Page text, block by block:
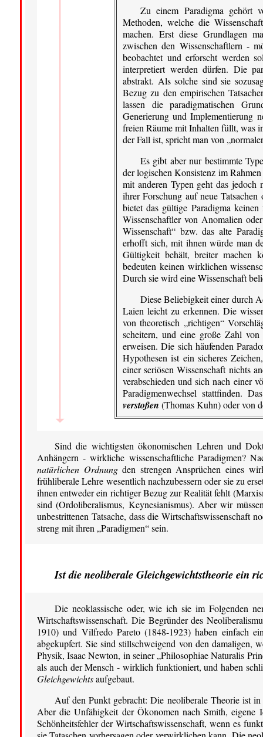
Zu einem Paradigma gehört
Methoden, welche die
machen. Erst diese Grundlagen
zwischen den Wissenschaftlern -
beobachtet und erforscht werden
interpretiert werden dürfen. Die
abstrakt. Als solche sind sie
Bezug zu den empirischen
lassen die paradigmatischen
Generierung und Implementierung
freien Räume mit Inhalten füllt, was
der Fall ist, spricht man von
Es gibt aber nur bestimmte
der logischen Konsistenz im
mit anderen Typen geht das
ihrer Forschung auf neue
bietet das gültige Paradigma
Wissenschaftler von Anomalien
Wissenschaft“ bzw. das alte
erhofft sich, mit ihnen würde man
Gültigkeit behält, breiter
bedeuten keinen wirklichen
Durch sie wird eine Wissenschaft
Diese Beliebigkeit einer durch
Laien leicht zu erkennen. Die
von theoretisch „richtigen“
scheitern, und eine große Zahl
erweisen. Die sich häufenden
Hypothesen ist ein sicheres
einer seriösen Wissenschaft nichts
verabschieden und sich nach einer
Paradigmenwechsel stattfinden.
verstoßen (Thomas Kuhn) oder von
Sind die wichtigsten ökonomischen Lehren und
Anhängern - wirkliche wissenschaftliche Paradigmen?
natürlichen Ordnungden strengen Ansprüchen eines
frühliberale Lehre wesentlich nachzubessern oder sie zu
ihnen entweder ein richtiger Bezug zur Realität fehlt
sind (Ordoliberalismus, Keynesianismus). Aber wir
unbestrittenen Tatsache, dass die Wirtschaftswissenschaft
streng mit ihren „Paradigmen“ sein.
Ist die neoliberale Gleichgewichtstheorie ein
Die neoklassische oder, wie ich sie im Folgenden
Wirtschaftswissenschaft. Die Begründer des
1910) und Vilfredo Pareto (1848-1923) haben einfach
abgekupfert. Sie sind stillschweigend von den damaligen,
Physik, Isaac Newton, in seiner „Philosophiae Naturalis
als auch der Mensch - wirklich funktioniert, und haben
Gleichgewichtsaufgebaut.
Auf den Punkt gebracht: Die neoliberale Theorie ist
Aber die Unfähigkeit der Ökonomen nach Smith, eigene
Schönheitsfehler der Wirtschaftswissenschaft, wenn es